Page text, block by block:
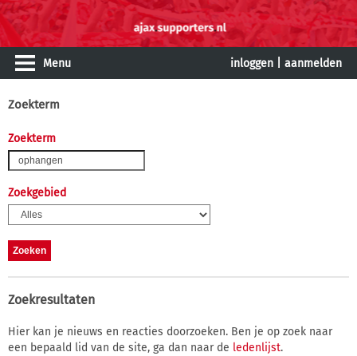
Menu inloggen aanmelden
Zoekterm
Zoekterm
Zoekgebied
Zoekresultaten
Hier kan je nieuws en reacties doorzoeken. Ben je op zoek naar
een bepaald lid van de site, ga dan naar de ledenlijst.